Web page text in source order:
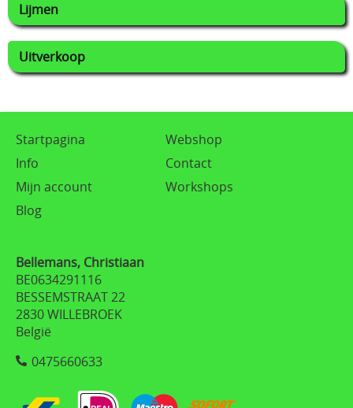
Lijmen
Uitverkoop
Startpagina
Webshop
Info
Contact
Mijn account
Workshops
Blog
Bellemans, Christiaan
BE0634291116
BESSEMSTRAAT 22
2830 WILLEBROEK
België
0475660633